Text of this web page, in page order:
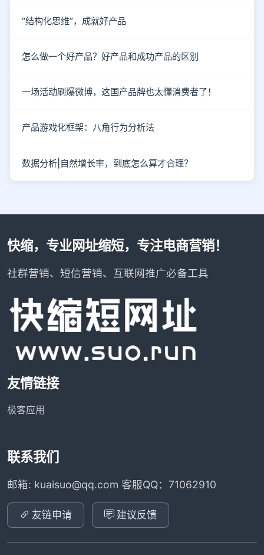
“结构化思维”，成就好产品
怎么做一个好产品？好产品和成功产品的区别
一场活动刷爆微博，这国产品牌也太懂消费者了！
产品游戏化框架：八角行为分析法
数据分析|自然增长率，到底怎么算才合理？
快缩，专业网址缩短，专注电商营销！
社群营销、短信营销、互联网推广必备工具
友情链接
极客应用
联系我们
邮箱: kuaisuo@qq.com 客服QQ：71062910
友链申请 建议反馈